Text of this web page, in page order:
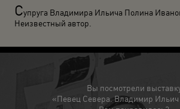
Супруга Владимира Ильича Полина
Неизвестный автор.
Вы посмотрели
«Певец Севера. Владимир